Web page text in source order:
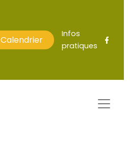
Calendrier
Infos
pratiques